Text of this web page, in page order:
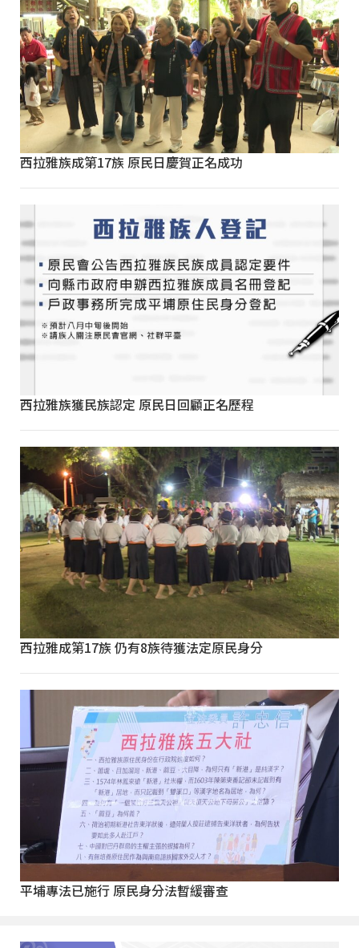
西拉雅族成第17族 原民日慶賀正名成功
西拉雅族獲民族認定 原民日回顧正名歷程
西拉雅成第17族 仍有8族待獲法定原民身分
平埔專法已施行 原民身分法暫緩審查